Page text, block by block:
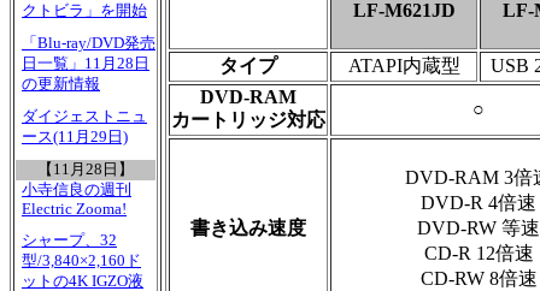
クトビラ」を開始
「Blu-ray/DVD発売
日一覧」11月28日
の更新情報
ダイジェストニュ
ース(11月29日)
【11月28日】
小寺信良の週刊
Electric Zooma!
シャープ、32
型/3,840×2,160ド
ットの4K IGZO液
LF-M621JD LF-
タイプ ATAPI内蔵型
USB
DVD-RAM
カートリッジ対応
○
書き込み速度
DVD-RAM 3倍
DVD-R 4倍速
DVD-RW 等速
CD-R 12倍速
CD-RW 8倍速